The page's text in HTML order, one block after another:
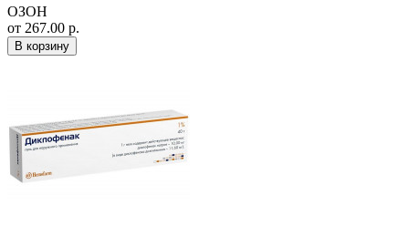
ОЗОН
от 267.00 р.
В корзину